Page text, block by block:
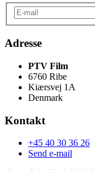
Adresse
PTV Film
6760 Ribe
Kiærsvej 1A
Denmark
Kontakt
+45 40 30 36 26
Send e-mail